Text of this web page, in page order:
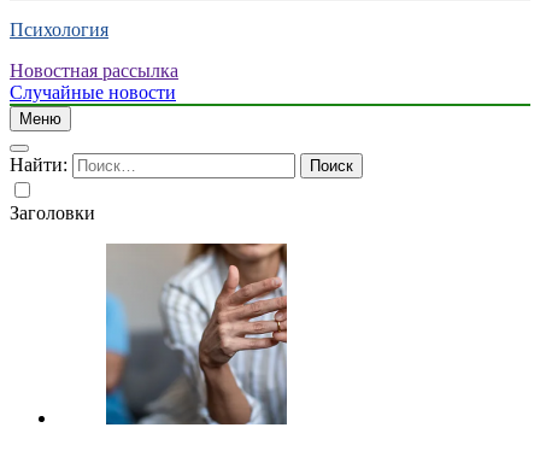
Психология
Новостная рассылка
Случайные новости
Меню
Найти:
Заголовки